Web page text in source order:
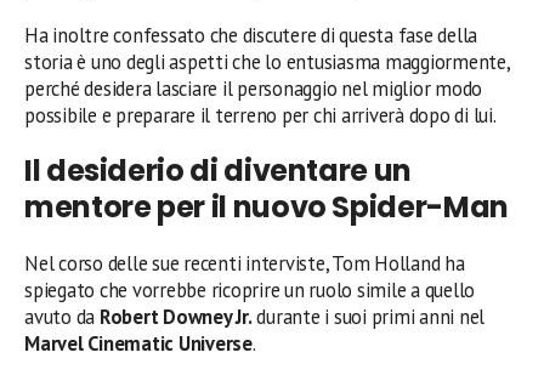
Ha inoltre confessato che discutere di questa fase della
storia è uno degli aspetti che lo entusiasma maggiormente,
perché desidera lasciare il personaggio nel miglior modo
possibile e preparare il terreno per chi arriverà dopo di lui.
Il desiderio di diventare un
mentore per il nuovo Spider-Man
Nel corso delle sue recenti interviste, Tom Holland ha
spiegato che vorrebbe ricoprire un ruolo simile a quello
avuto da Robert Downey Jr.durante i suoi primi anni nel
Marvel Cinematic Universe.